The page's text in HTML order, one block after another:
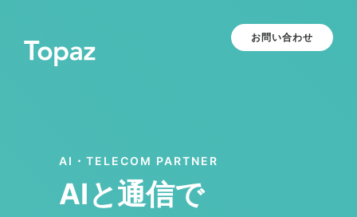
お問い合わせ
AI・TELECOM PARTNER
AIと通信で